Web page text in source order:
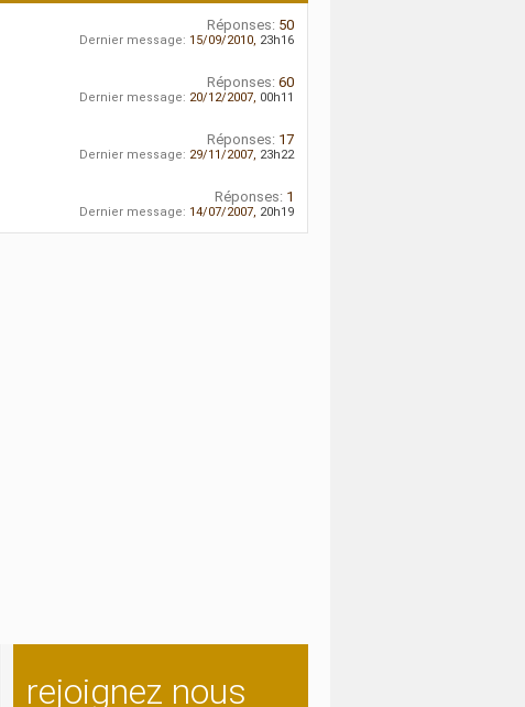
Réponses: 50
Dernier message: 15/09/2010, 23h16
Réponses: 60
Dernier message: 20/12/2007, 00h11
Réponses: 17
Dernier message: 29/11/2007, 23h22
Réponses: 1
Dernier message: 14/07/2007, 20h19
rejoignez nous